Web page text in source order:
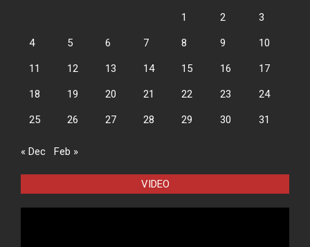
1 2 3
4 5 6 7 8 9 10
11 12 13 14 15 16 17
18 19 20 21 22 23 24
25 26 27 28 29 30 31
« Dec Feb »
VIDEO